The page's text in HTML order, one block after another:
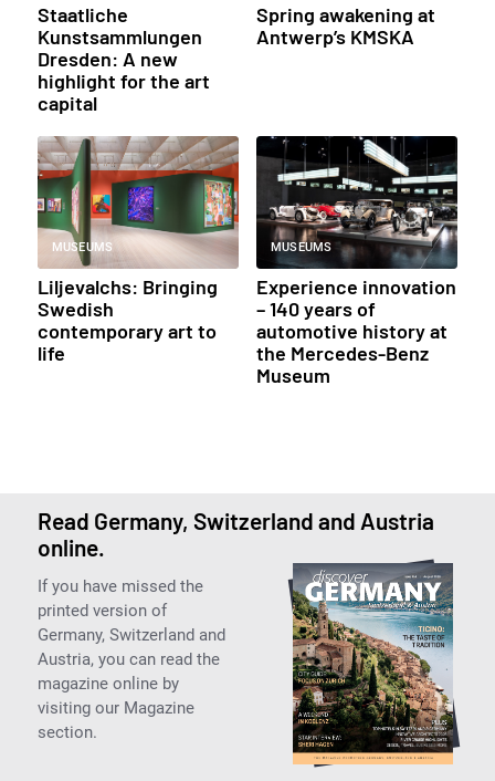
Staatliche
Kunstsammlungen
Dresden: A new
highlight for the art
capital
Spring awakening at
Antwerp’s KMSKA
MUSEUMS
Liljevalchs: Bringing
Swedish
contemporary art to
life
MUSEUMS
Experience innovation
– 140 years of
automotive history at
the Mercedes-Benz
Museum
Read Germany, Switzerland and Austria
online.
If you have missed the
printed version of
Germany, Switzerland and
Austria, you can read the
magazine online by
visiting our Magazine
section.